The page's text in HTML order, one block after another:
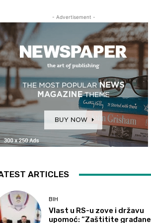
- Advertisement -
ARTICLES
BIH
Vlast u RS-u zove i državu
upomoć: “Zaštitite građane